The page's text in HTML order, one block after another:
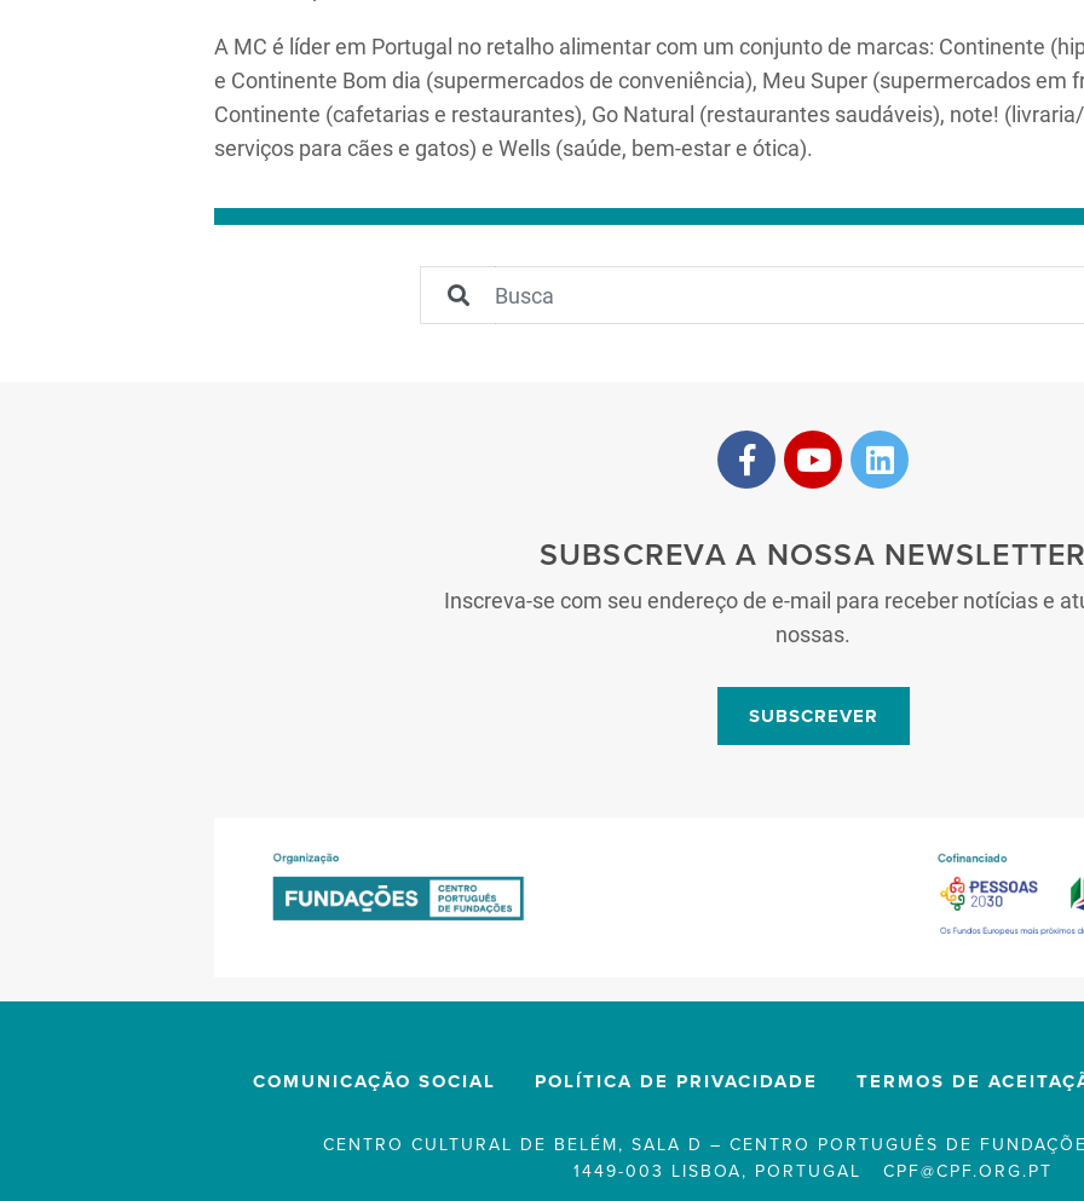
A MC é líder em Portugal no retalho alimentar com um conjunto de marcas: Continente
e Continente Bom dia (supermercados de conveniência), Meu Super (supermercados em
Continente (cafetarias e restaurantes), Go Natural (restaurantes saudáveis), note!
serviços para cães e gatos) e Wells (saúde, bem-estar e ótica).
SUBSCREVA A NOSSA NEWSLETTER
Inscreva-se com seu endereço de e-mail para receber notícias e
nossas.
SUBSCREVER
COMUNICAÇÃO SOCIAL POLÍTICA DE PRIVACIDADE TERMOS DE
CENTRO CULTURAL DE BELÉM, SALA D – CENTRO PORTUGUÊS DE
1449-003 LISBOA, PORTUGAL
CPF@CPF.ORG.PT